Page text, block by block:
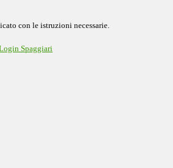
con le istruzioni necessarie.
Spaggiari